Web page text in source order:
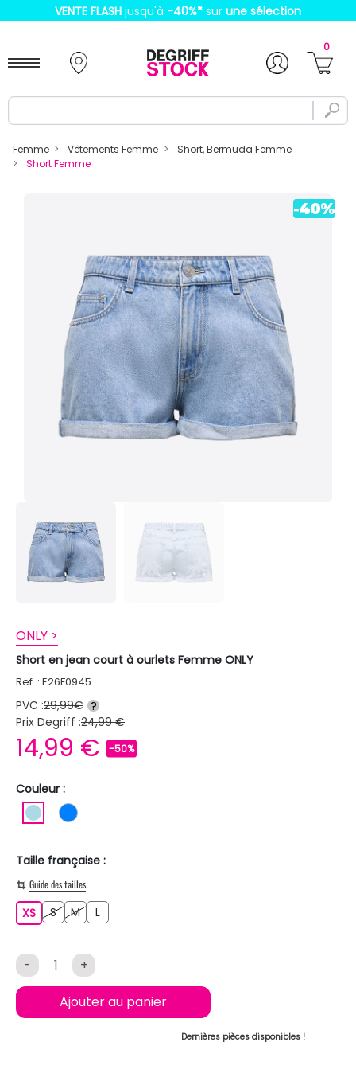
VENTE FLASH jusqu'à -40%* sur une sélection
0
Femme Vêtements Femme
Short, Bermuda Femme
Short Femme
ONLY >
Short en jean court à ourlets Femme ONLY
Ref. : E26F0945
PVC :29,99€ ?
Prix Degriff :24,99 €
14,99 € -50%
Couleur :
BLEU CLAIR
BLEU
Taille française :
Guide des tailles
XSXSSS MM L
- +
Ajouter au panier
Dernières pièces disponibles !